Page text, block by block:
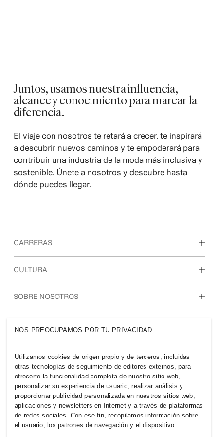
Juntos, usamos nuestra influencia,
alcance y conocimiento para marcar la
diferencia.
El viaje con nosotros te retará a crecer, te inspirará
a descubrir nuevos caminos y te empoderará para
contribuir una industria de la moda más inclusiva y
sostenible. Únete a nosotros y descubre hasta
dónde puedes llegar.
CARRERAS
Descubre nuestras áreas de trabajo
CULTURA
Nuestra cultura y beneficios
SOBRE NOSOTROS
Sostenibilidad
COSTA RICA
Prensa Políticas y privacidad
NOS PREOCUPAMOS POR TU PRIVACIDAD
Utilizamos cookies de origen propio y de terceros, incluidas
otras tecnologías de seguimiento de editores externos, para
ofrecerte la funcionalidad completa de nuestro sitio web,
personalizar su experiencia de usuario, realizar análisis y
proporcionar publicidad personalizada en nuestros sitios web,
aplicaciones y newsletters en Internet y a través de plataformas
de redes sociales. Con ese fin, recopilamos información sobre
el usuario, los patrones de navegación y el dispositivo.